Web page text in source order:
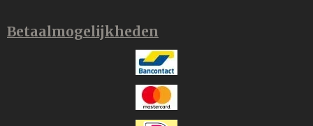
Betaalmogelijkheden